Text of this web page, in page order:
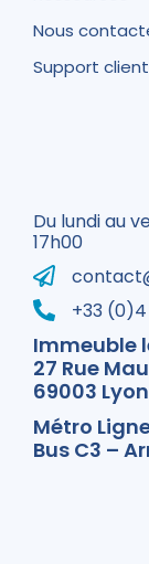
Nous
Support client
Du lundi au
17h00
+33 (0)4
Immeuble
27 Rue
69003 Lyon
Métro
Bus C3 –